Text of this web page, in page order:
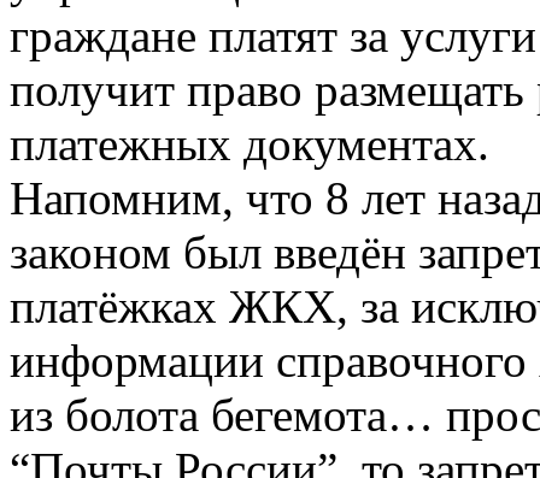
граждане платят за
получит право
платежных документах.
Напомним, что 8 лет
законом был введён
платёжках ЖКХ, за
информации справочного
из болота бегемота…